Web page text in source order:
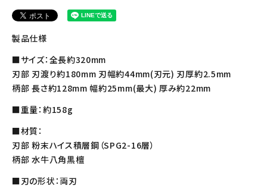
製品仕様
■サイズ：全長約320mm
刃部 刃渡り約180mm 刃幅約44mm(刃元) 刃厚約2.5mm
柄部 長さ約128mm 幅約25mm(最大) 厚み約22mm
■重量：約158g
■材質：
刃部 粉末ハイス積層鋼（SPG2-16層）
柄部 水牛八角黒檀
■刃の形状：両刃